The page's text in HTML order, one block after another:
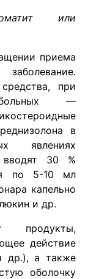
или
приема
при
—
в
явлениях
вводят 30 %
по 5-10 мл
капельно
и др.
продукты,
действие
др.), а также
оболочку